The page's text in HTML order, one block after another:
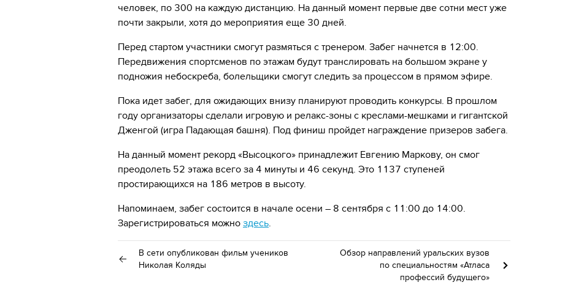
человек, по 300 на каждую дистанцию. На данный момент первые две сотни мест уже
почти закрыли, хотя до мероприятия еще 30 дней.
Перед стартом участники смогут размяться с тренером. Забег начнется в 12:00.
Передвижения спортсменов по этажам будут транслировать на большом экране у
подножия небоскреба, болельщики смогут следить за процессом в прямом эфире.
Пока идет забег, для ожидающих внизу планируют проводить конкурсы. В прошлом
году организаторы сделали игровую и релакс-зоны с креслами-мешками и гигантской
Дженгой (игра Падающая башня). Под финиш пройдет награждение призеров забега.
На данный момент рекорд «Высоцкого» принадлежит Евгению Маркову, он смог
преодолеть 52 этажа всего за 4 минуты и 46 секунд. Это 1137 ступеней
простирающихся на 186 метров в высоту.
Напоминаем, забег состоится в начале осени – 8 сентября с 11:00 до 14:00.
Зарегистрироваться можно здесь.
В сети опубликован фильм учеников
Николая Коляды
Обзор направлений уральских вузов
по специальностям «Атласа
профессий будущего»